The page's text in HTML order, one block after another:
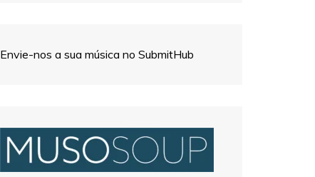
Envie-nos a sua música no SubmitHub